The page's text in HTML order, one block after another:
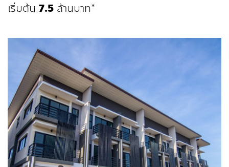
เริ่มต้น 7.5 ล้านบาท*